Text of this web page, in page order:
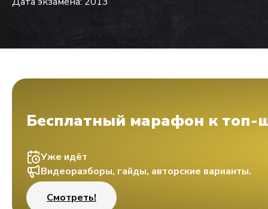
Бесплатный марафон к топ-
Уже идёт
Видеоразборы, гайды, авторские варианты.
Смотреть!